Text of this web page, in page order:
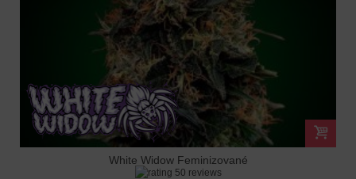
White Widow Feminizované
50 reviews